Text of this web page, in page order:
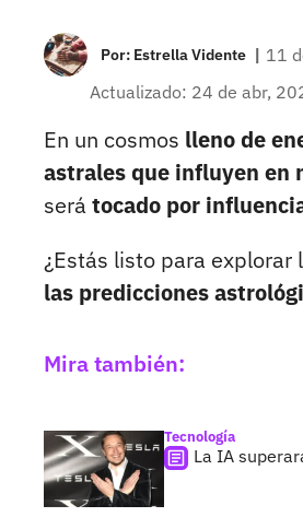
Por: Estrella Vidente | 11
Actualizado: 24 de abr,
En un cosmos lleno de
astrales que influyen en
será tocado por
¿Estás listo para
las predicciones
Mira también:
Tecnología
La IA